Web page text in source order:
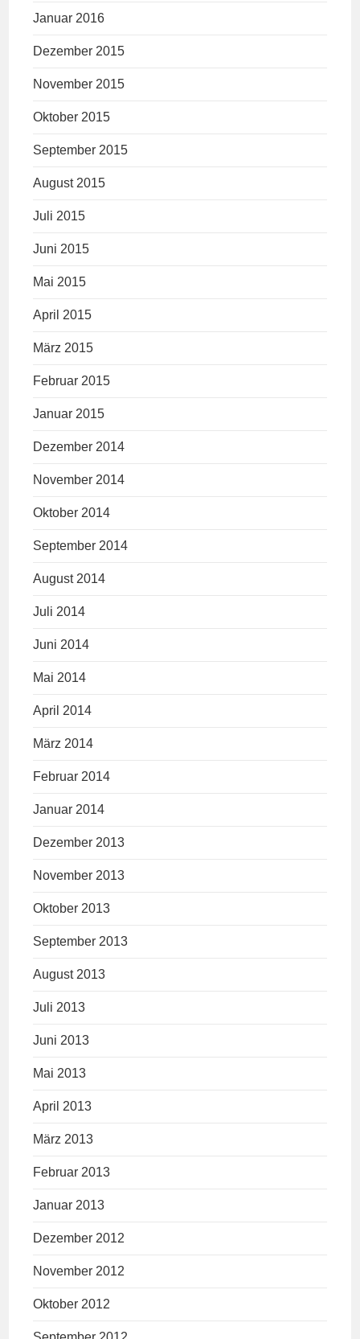
Januar 2016
Dezember 2015
November 2015
Oktober 2015
September 2015
August 2015
Juli 2015
Juni 2015
Mai 2015
April 2015
März 2015
Februar 2015
Januar 2015
Dezember 2014
November 2014
Oktober 2014
September 2014
August 2014
Juli 2014
Juni 2014
Mai 2014
April 2014
März 2014
Februar 2014
Januar 2014
Dezember 2013
November 2013
Oktober 2013
September 2013
August 2013
Juli 2013
Juni 2013
Mai 2013
April 2013
März 2013
Februar 2013
Januar 2013
Dezember 2012
November 2012
Oktober 2012